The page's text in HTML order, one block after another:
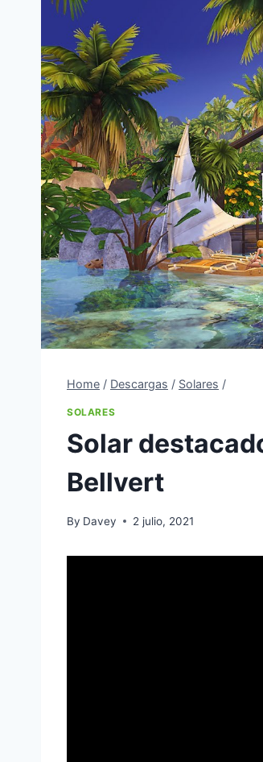
Home / Descargas / Solares /
SOLARES
Solar
Bellvert
By Davey 2 julio, 2021